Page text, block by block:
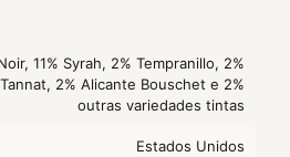
11% Syrah, 2% Tempranillo, 2%
2% Alicante Bouschet e 2%
outras variedades tintas
Estados Unidos